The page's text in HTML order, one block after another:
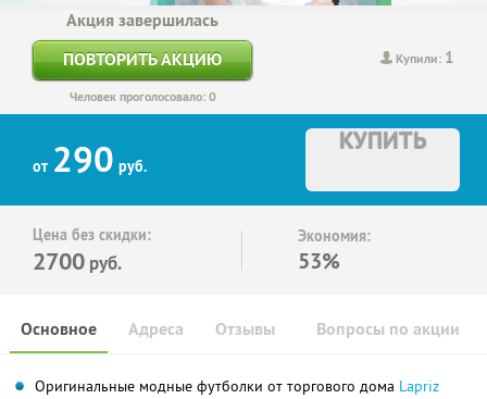
Купили: 1
Акция завершилась
ПОВТОРИТЬ АКЦИЮ
Человек проголосовало: 0
от 290 руб.
КУПИТЬ
Цена без скидки:
2700 руб.
Экономия:
53%
Основное Отзывы Вопросы по акции
Адреса
Оригинальные модные футболки от торгового дома Lapriz